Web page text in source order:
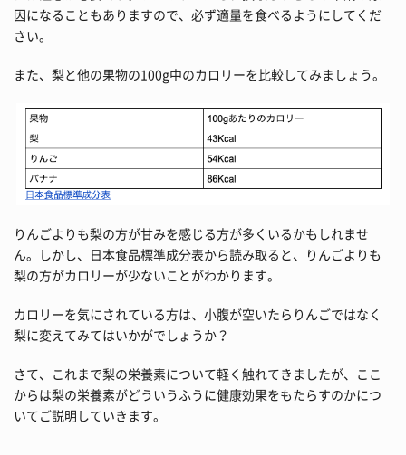
因になることもありますので、必ず適量を食べるようにしてくだ
さい。
また、梨と他の果物の100g中のカロリーを比較してみましょう。
りんごよりも梨の方が甘みを感じる方が多くいるかもしれませ
ん。しかし、日本食品標準成分表から読み取ると、りんごよりも
梨の方がカロリーが少ないことがわかります。
カロリーを気にされている方は、小腹が空いたらりんごではなく
梨に変えてみてはいかがでしょうか？
さて、これまで梨の栄養素について軽く触れてきましたが、ここ
からは梨の栄養素がどういうふうに健康効果をもたらすのかにつ
いてご説明していきます。